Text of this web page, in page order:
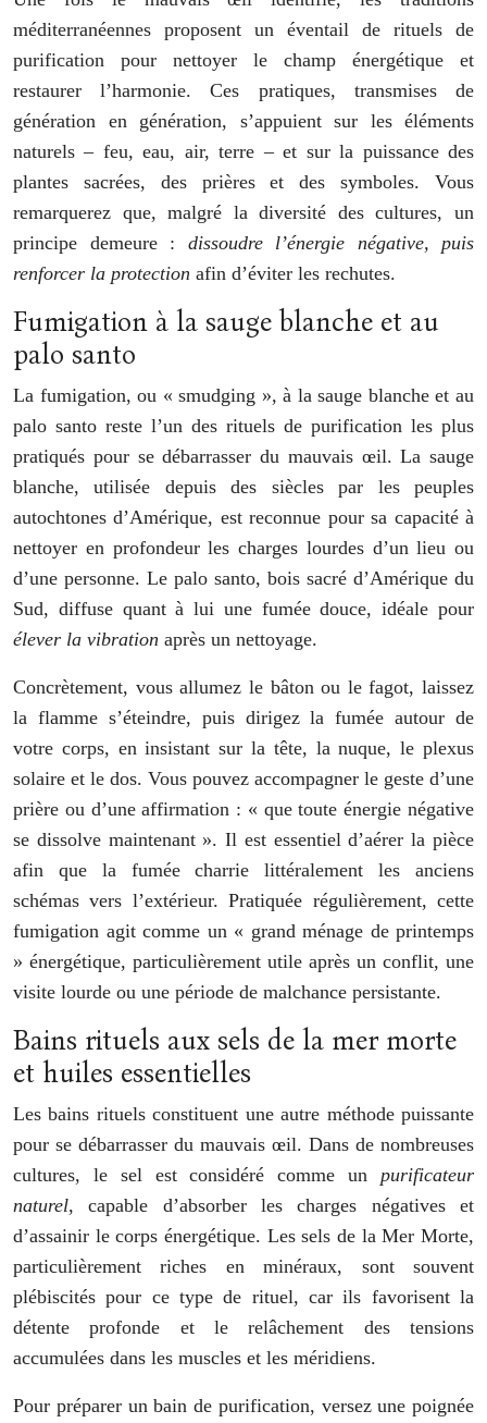
méditerranéennes proposent un éventail de rituels de
purification pour nettoyer le champ énergétique et
restaurer l’harmonie. Ces pratiques, transmises de
génération en génération, s’appuient sur les éléments
naturels – feu, eau, air, terre – et sur la puissance des
plantes sacrées, des prières et des symboles. Vous
remarquerez que, malgré la diversité des cultures, un
principe demeure : dissoudre l’énergie négative, puis
renforcer la protection afin d’éviter les rechutes.
Fumigation à la sauge blanche et au
palo santo
La fumigation, ou « smudging », à la sauge blanche et au
palo santo reste l’un des rituels de purification les plus
pratiqués pour se débarrasser du mauvais œil. La sauge
blanche, utilisée depuis des siècles par les peuples
autochtones d’Amérique, est reconnue pour sa capacité à
nettoyer en profondeur les charges lourdes d’un lieu ou
d’une personne. Le palo santo, bois sacré d’Amérique du
Sud, diffuse quant à lui une fumée douce, idéale pour
élever la vibration après un nettoyage.
Concrètement, vous allumez le bâton ou le fagot, laissez
la flamme s’éteindre, puis dirigez la fumée autour de
votre corps, en insistant sur la tête, la nuque, le plexus
solaire et le dos. Vous pouvez accompagner le geste d’une
prière ou d’une affirmation : « que toute énergie négative
se dissolve maintenant ». Il est essentiel d’aérer la pièce
afin que la fumée charrie littéralement les anciens
schémas vers l’extérieur. Pratiquée régulièrement, cette
fumigation agit comme un « grand ménage de printemps
» énergétique, particulièrement utile après un conflit, une
visite lourde ou une période de malchance persistante.
Bains rituels aux sels de la mer morte
et huiles essentielles
Les bains rituels constituent une autre méthode puissante
pour se débarrasser du mauvais œil. Dans de nombreuses
cultures, le sel est considéré comme un purificateur
naturel, capable d’absorber les charges négatives et
d’assainir le corps énergétique. Les sels de la Mer Morte,
particulièrement riches en minéraux, sont souvent
plébiscités pour ce type de rituel, car ils favorisent la
détente profonde et le relâchement des tensions
accumulées dans les muscles et les méridiens.
Pour préparer un bain de purification, versez une poignée